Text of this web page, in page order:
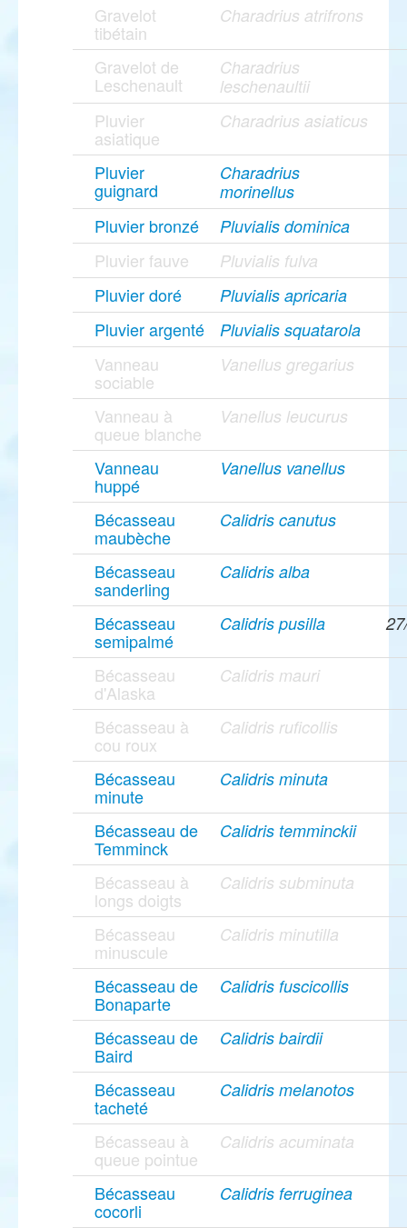
Gravelot
tibétain
Charadrius atrifrons
Gravelot de
Leschenault
Charadrius
leschenaultii
Pluvier
asiatique
Charadrius asiaticus
Pluvier
guignard
Charadrius
morinellus
Pluvier bronzé Pluvialis dominica
Pluvier fauve Pluvialis fulva
Pluvier doré Pluvialis apricaria
Pluvier argenté Pluvialis squatarola
Vanneau
sociable
Vanellus gregarius
Vanneau à
queue blanche
Vanellus leucurus
Vanneau
huppé
Vanellus vanellus
Bécasseau
maubèche
Calidris canutus
Bécasseau
sanderling
Calidris alba
Bécasseau
semipalmé
Calidris pusilla
Bécasseau
d'Alaska
Calidris mauri
Bécasseau à
cou roux
Calidris ruficollis
Bécasseau
minute
Calidris minuta
Bécasseau de
Temminck
Calidris temminckii
Bécasseau à
longs doigts
Calidris subminuta
Bécasseau
minuscule
Calidris minutilla
Bécasseau de
Bonaparte
Calidris fuscicollis
Bécasseau de
Baird
Calidris bairdii
Bécasseau
tacheté
Calidris melanotos
Bécasseau à
queue pointue
Calidris acuminata
Bécasseau
cocorli
Calidris ferruginea